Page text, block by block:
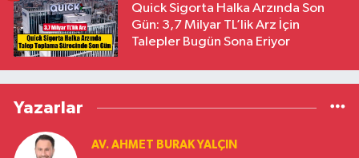
Quick Sigorta Halka Arzında Son
Gün: 3,7 Milyar TL’lik Arz İçin
Talepler Bugün Sona Eriyor
Yazarlar
AV. AHMET BURAK YALÇIN